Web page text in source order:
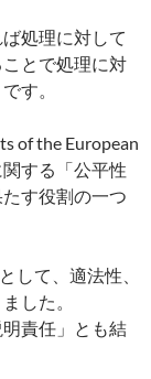
処理に対して
とで処理に対
す。
of the European
する「公平性
す役割の一つ
して、適法性、
した。
責任」とも結